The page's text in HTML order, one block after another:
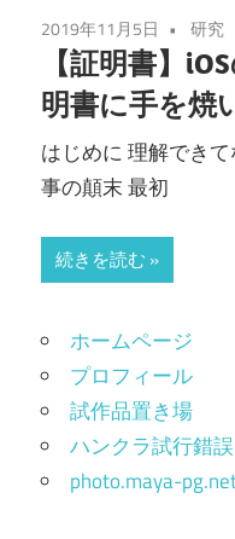
2019年11月5日 研究
【証明書】
明書に手を焼
はじめに 理解でき
事の顛末 最初
続きを読む
ホームページ
プロフィール
試作品置き場
ハンクラ試行錯
photo.maya-